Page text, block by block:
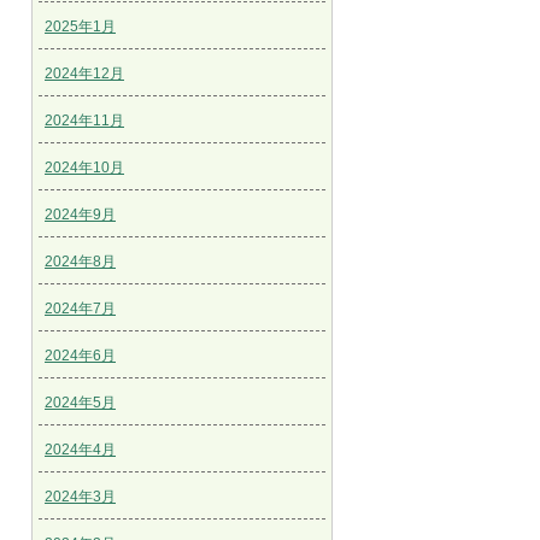
2025年1月
2024年12月
2024年11月
2024年10月
2024年9月
2024年8月
2024年7月
2024年6月
2024年5月
2024年4月
2024年3月